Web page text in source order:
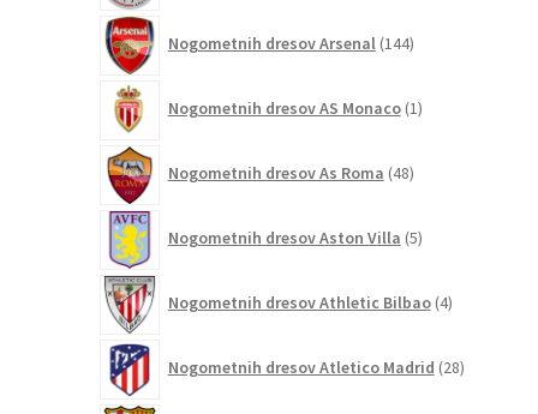
Nogometnih dresov Arsenal 144izdelkov
Nogometnih dresov AS Monaco 1izdelek
Nogometnih dresov As Roma 48izdelkov
Nogometnih dresov Aston Villa 5izdelkov
Nogometnih dresov Athletic Bilbao 4izdelki
Nogometnih dresov Atletico Madrid 28izdelkov